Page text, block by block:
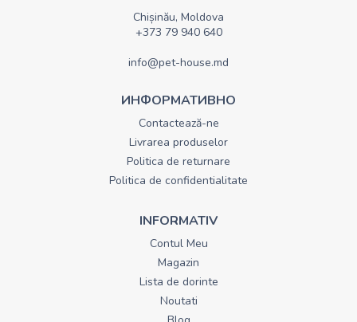
Chișinău, Moldova
+373 79 940 640
info@pet-house.md
ИНФОРМАТИВНО
Contactează-ne
Livrarea produselor
Politica de returnare
Politica de confidentialitate
INFORMATIV
Contul Meu
Magazin
Lista de dorinte
Noutati